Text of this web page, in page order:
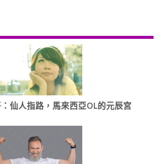
仙人指路，馬來西亞OL的元辰宮